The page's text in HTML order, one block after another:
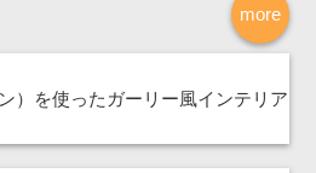
more
）を使ったガーリー風インテリア